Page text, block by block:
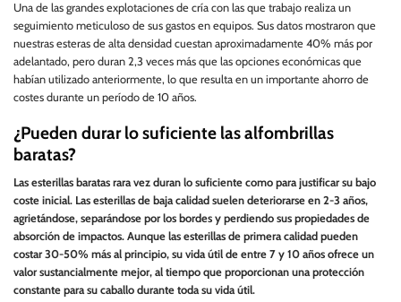
Una de las grandes explotaciones de cría con las que trabajo realiza un
seguimiento meticuloso de sus gastos en equipos. Sus datos mostraron que
nuestras esteras de alta densidad cuestan aproximadamente 40% más por
adelantado, pero duran 2,3 veces más que las opciones económicas que
habían utilizado anteriormente, lo que resulta en un importante ahorro de
costes durante un período de 10 años.
¿Pueden durar lo suficiente las alfombrillas
baratas?
Las esterillas baratas rara vez duran lo suficiente como para justificar su bajo
coste inicial. Las esterillas de baja calidad suelen deteriorarse en 2-3 años,
agrietándose, separándose por los bordes y perdiendo sus propiedades de
absorción de impactos. Aunque las esterillas de primera calidad pueden
costar 30-50% más al principio, su vida útil de entre 7 y 10 años ofrece un
valor sustancialmente mejor, al tiempo que proporcionan una protección
constante para su caballo durante toda su vida útil.